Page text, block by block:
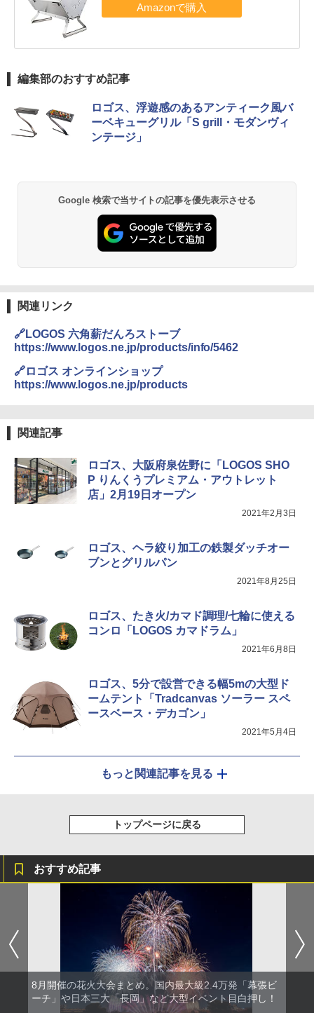
編集部のおすすめ記事
ロゴス、浮遊感のあるアンティーク風バ
ーベキューグリル「S grill・モダンヴィ
ンテージ」
Google 検索で当サイトの記事を優先表示させる
関連リンク
🔗LOGOS 六角薪だんろストーブ
https://www.logos.ne.jp/products/info/5462
🔗ロゴス オンラインショップ
https://www.logos.ne.jp/products
関連記事
ロゴス、大阪府泉佐野に「LOGOS SHO
P りんくうプレミアム・アウトレット
店」2月19日オープン
2021年2月3日
ロゴス、ヘラ絞り加工の鉄製ダッチオー
ブンとグリルパン
2021年8月25日
ロゴス、たき火/カマド調理/七輪に使える
コンロ「LOGOS カマドラム」
2021年6月8日
ロゴス、5分で設営できる幅5mの大型ド
ームテント「Tradcanvas ソーラー スペ
ースベース・デカゴン」
2021年5月4日
もっと関連記事を見る
トップページに戻る
おすすめ記事
8月開催の花火大会まとめ。国内最大級2.4万発「幕張ビ
ーチ」や日本三大「長岡」など大型イベント目白押し！